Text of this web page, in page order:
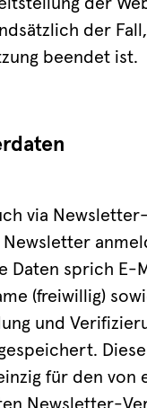
der
der
beendet ist.
via
Daten sprich E-
(freiwillig)
und
für den von